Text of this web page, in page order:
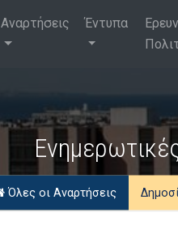
Αναρτήσεις Έντυπα
Όλες οι Αναρτήσεις